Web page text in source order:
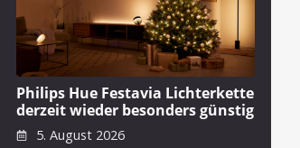
Philips Hue Festavia Lichterkette
derzeit wieder besonders günstig
5. August 2026